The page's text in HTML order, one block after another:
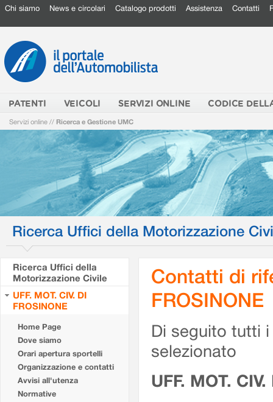
Chi siamo News e circolari Catalogo prodotti Assistenza Contatti
PATENTI VEICOLI SERVIZI ONLINE CODICE
Servizi online // Ricerca e Gestione UMC
Ricerca Uffici della Motorizzazione
Ricerca Uffici della
Motorizzazione Civile
UFF. MOT. CIV. DI
FROSINONE
Home Page
Dove siamo
Orari apertura sportelli
Organizzazione e contatti
Avvisi all'utenza
Normative
Contatti di
FROSINONE
Di seguito tutti
selezionato
UFF. MOT.